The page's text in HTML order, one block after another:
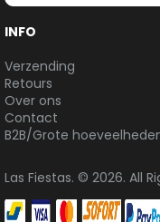
Volg ons
INFO